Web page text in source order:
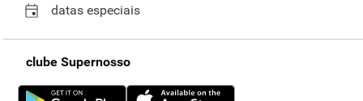
datas especiais
clube Supernosso